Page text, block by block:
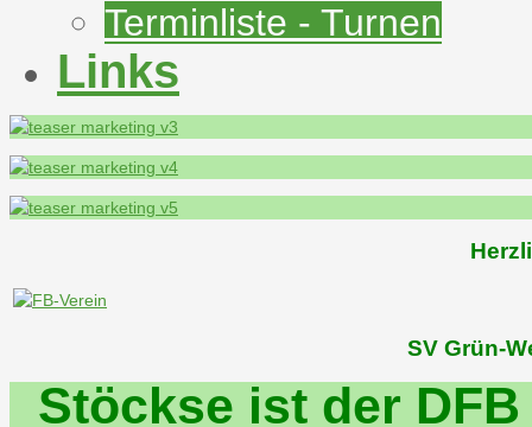
Terminliste - Turnen
Links
SV Grün-
Stöckse ist der